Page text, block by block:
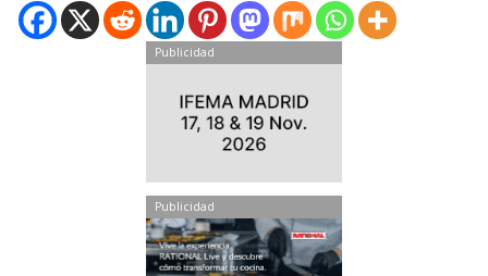
Publicidad
Publicidad